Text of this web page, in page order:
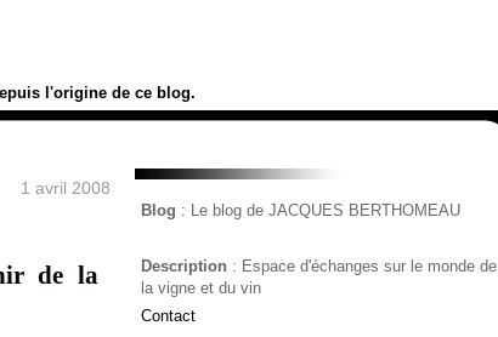
l'origine de ce blog.
1 avril 2008
de la
Blog : Le blog de JACQUES BERTHOMEAU
Description : Espace d'échanges sur le monde de
la vigne et du vin
Contact